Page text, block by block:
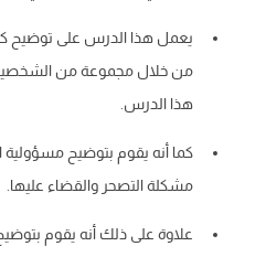
يعمل هذا الدرس على توضيح
من خلال مجموعة من
هذا الدرس.
كما أنه يقوم بتوضيح مسؤولية
مشكلة التصحر والقضاء عليها.
علاوة على ذلك أنه يقوم